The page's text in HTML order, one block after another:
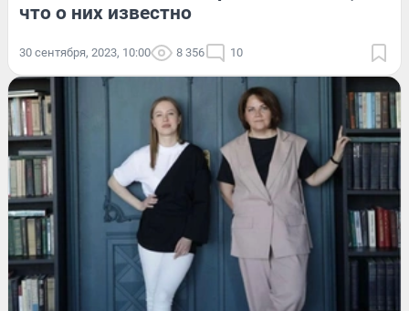
что о них известно
30 сентября, 2023, 10:00 8 356 10